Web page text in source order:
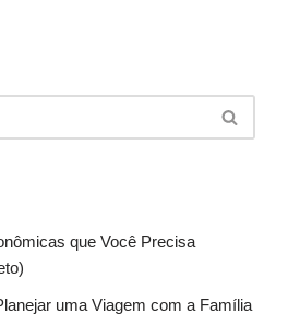
que Você Precisa
uma Viagem com a Família